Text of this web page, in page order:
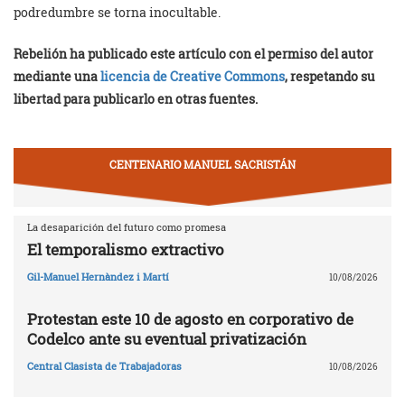
podredumbre se torna inocultable.
Rebelión ha publicado este artículo con el permiso del autor
mediante unalicencia de Creative Commons, respetando su
libertad para publicarlo en otras fuentes.
CENTENARIO MANUEL SACRISTÁN
La desaparición del futuro como promesa
El temporalismo extractivo
Gil-Manuel Hernàndez i Martí 10/08/2026
Protestan este 10 de agosto en corporativo de
Codelco ante su eventual privatización
Central Clasista de Trabajadoras 10/08/2026